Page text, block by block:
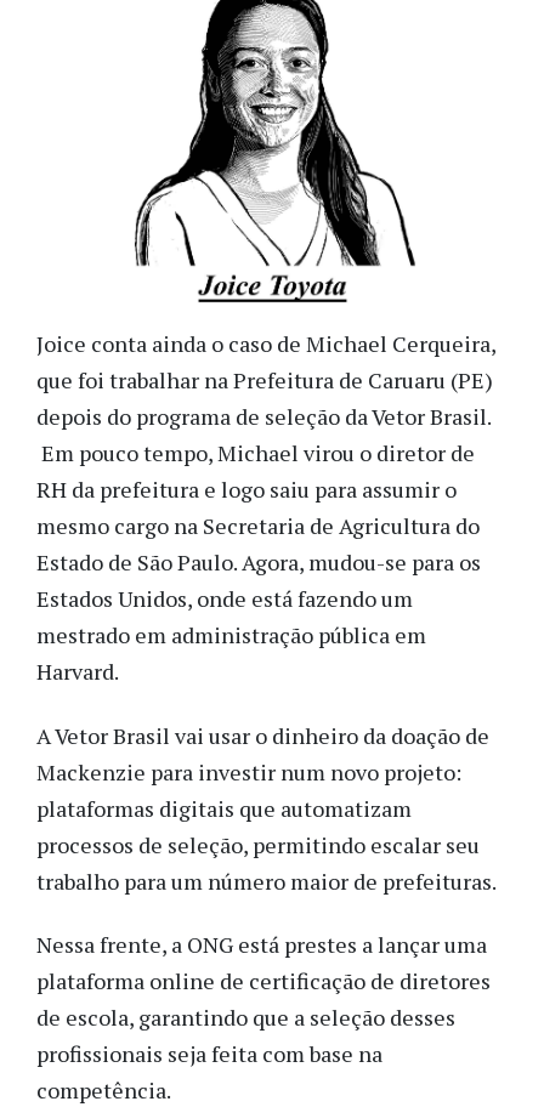
Joice conta ainda o caso de Michael Cerqueira,
que foi trabalhar na Prefeitura de Caruaru (PE)
depois do programa de seleção da Vetor Brasil.
Em pouco tempo, Michael virou o diretor de
RH da prefeitura e logo saiu para assumir o
mesmo cargo na Secretaria de Agricultura do
Estado de São Paulo. Agora, mudou-se para os
Estados Unidos, onde está fazendo um
mestrado em administração pública em
Harvard.
A Vetor Brasil vai usar o dinheiro da doação de
Mackenzie para investir num novo projeto:
plataformas digitais que automatizam
processos de seleção, permitindo escalar seu
trabalho para um número maior de prefeituras.
Nessa frente, a ONG está prestes a lançar uma
plataforma online de certificação de diretores
de escola, garantindo que a seleção desses
profissionais seja feita com base na
competência.